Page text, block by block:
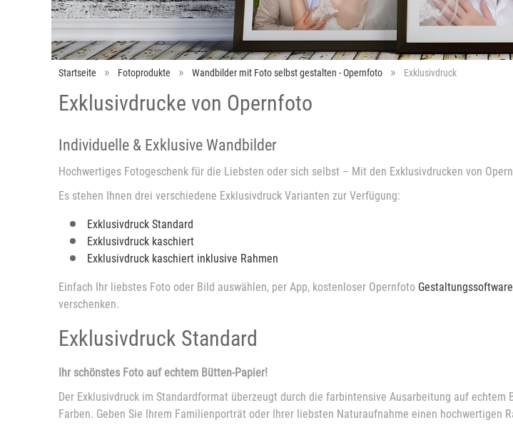
Startseite Fotoprodukte Wandbilder mit Foto selbst gestalten - Opernfoto Exklusivdruck
Exklusivdrucke von Opernfoto
Individuelle & Exklusive Wandbilder
Hochwertiges Fotogeschenk für die Liebsten oder sich selbst – Mit den Exklusivdrucken von
Es stehen Ihnen drei verschiedene Exklusivdruck Varianten zur Verfügung:
Exklusivdruck Standard
Exklusivdruck kaschiert
Exklusivdruck kaschiert inklusive Rahmen
Einfach Ihr liebstes Foto oder Bild auswählen, per App, kostenloser Opernfoto Gestaltungssoftware
verschenken.
Exklusivdruck Standard
Ihr schönstes Foto auf echtem Bütten-Papier!
Der Exklusivdruck im Standardformat überzeugt durch die farbintensive Ausarbeitung auf
Farben. Geben Sie Ihrem Familienporträt oder Ihrer liebsten Naturaufnahme einen hochwertigen